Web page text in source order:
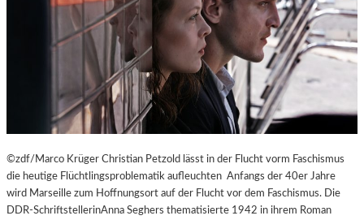
©zdf/Marco Krüger Christian Petzold lässt in der Flucht vorm Faschismus
die heutige Flüchtlingsproblematik aufleuchten Anfangs der 40er Jahre
wird Marseille zum Hoffnungsort auf der Flucht vor dem Faschismus. Die
DDR-SchriftstellerinAnna Seghers thematisierte 1942 in ihrem Roman